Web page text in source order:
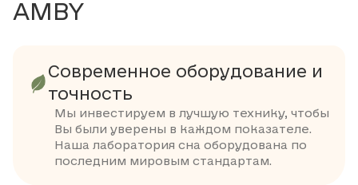
AMBY
Современное оборудование и
точность
Мы инвестируем в лучшую технику, чтобы
Вы были уверены в каждом показателе.
Наша лаборатория сна оборудована по
последним мировым стандартам.